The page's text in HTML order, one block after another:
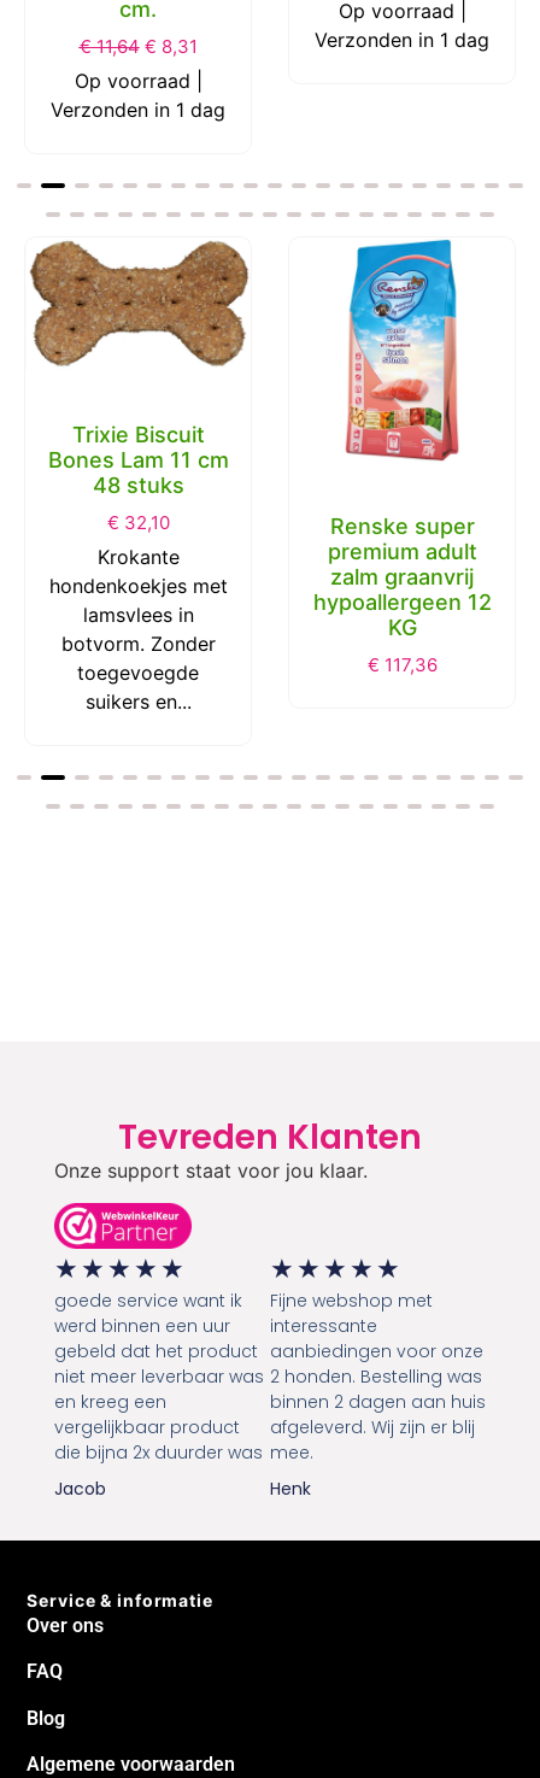
cm.
€11,64 € 8,31
Op voorraad |
Verzonden in 1 dag
Op voorraad |
Verzonden in 1 dag
Trixie Biscuit
Bones Lam 11 cm
48 stuks
€ 32,10
Krokante
hondenkoekjes met
lamsvlees in
botvorm. Zonder
toegevoegde
suikers en...
Renske super
premium adult
zalm graanvrij
hypoallergeen 12
KG
€ 117,36
Tevreden Klanten
Onze support staat voor jou klaar.
★ ★ ★ ★ ★
goede service want ik
werd binnen een uur
gebeld dat het product
niet meer leverbaar was
en kreeg een
vergelijkbaar product
die bijna 2x duurder was
Jacob
★ ★ ★ ★ ★
Fijne webshop met
interessante
aanbiedingen voor onze
2 honden. Bestelling was
binnen 2 dagen aan huis
afgeleverd. Wij zijn er blij
mee.
Henk
Service & informatie
Over ons
FAQ
Blog
Algemene voorwaarden